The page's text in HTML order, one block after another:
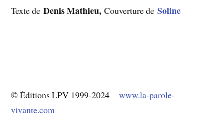
Texte deDenis Mathieu,Couverture deSoline
© Éditions LPV 1999-2024 –www.la-parole-
vivante.com